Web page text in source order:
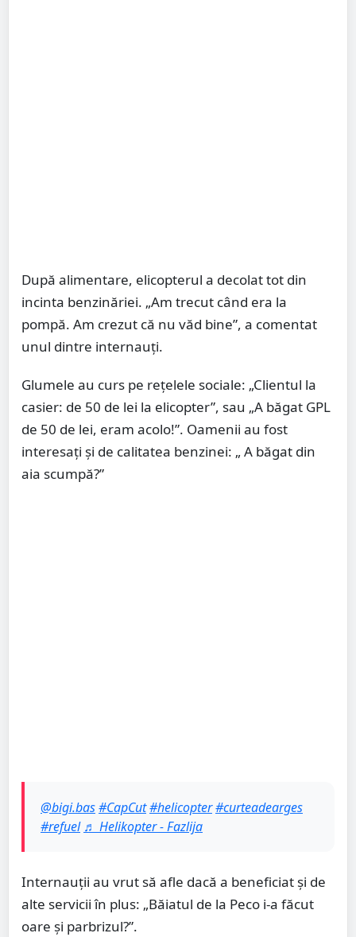
După alimentare, elicopterul a decolat tot din
incinta benzinăriei. „Am trecut când era la
pompă. Am crezut că nu văd bine”, a comentat
unul dintre internauți.
Glumele au curs pe rețelele sociale: „Clientul la
casier: de 50 de lei la elicopter”, sau „A băgat GPL
de 50 de lei, eram acolo!”. Oamenii au fost
interesați și de calitatea benzinei: „ A băgat din
aia scumpă?”
@bigi.bas#CapCut#helicopter#curteadearges
#refuel ♬ Helikopter - Fazlija
Internauții au vrut să afle dacă a beneficiat și de
alte servicii în plus: „Băiatul de la Peco i-a făcut
oare și parbrizul?”.